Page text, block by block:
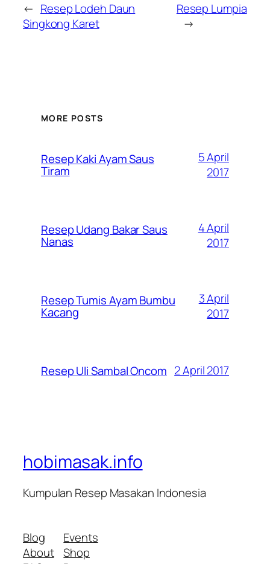
← Resep Lodeh Daun
Singkong Karet
Resep Lumpia
→
MORE POSTS
Resep Kaki Ayam Saus
Tiram
5 April
2017
Resep Udang Bakar Saus
Nanas
4 April
2017
Resep Tumis Ayam Bumbu
Kacang
3 April
2017
Resep Uli Sambal Oncom 2 April 2017
hobimasak.info
Kumpulan Resep Masakan Indonesia
Blog
About
Events
Shop